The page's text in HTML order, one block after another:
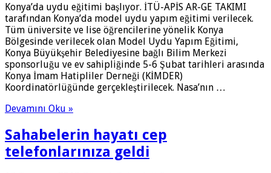
Konya’da uydu eğitimi başlıyor. İTÜ-APİS AR-GE TAKIMI
tarafından Konya’da model uydu yapım eğitimi verilecek.
Tüm üniversite ve lise öğrencilerine yönelik Konya
Bölgesinde verilecek olan Model Uydu Yapım Eğitimi,
Konya Büyükşehir Belediyesine bağlı Bilim Merkezi
sponsorluğu ve ev sahipliğinde 5-6 Şubat tarihleri arasında
Konya İmam Hatipliler Derneği (KİMDER)
Koordinatörlüğünde gerçekleştirilecek. Nasa’nın …
Devamını Oku »
Sahabelerin hayatı cep
telefonlarınıza geldi